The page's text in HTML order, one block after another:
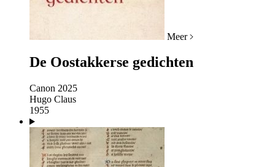
Meer
De Oostakkerse gedichten
Canon 2025
Hugo Claus
1955